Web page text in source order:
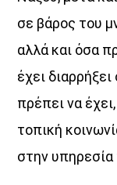
σε βάρος του
αλλά και όσα
έχει
πρέπει να
τοπική
στην υπηρεσία